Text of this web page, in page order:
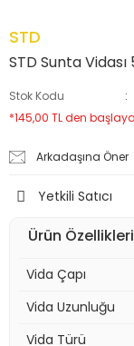
STD
STD Sunta
Stok Kodu
*145,00 TL den
Arkadaşına Öner
Yetkili Satıcı
Ürün Özellikleri
Vida Çapı
Vida Uzunluğu
Vida Türü